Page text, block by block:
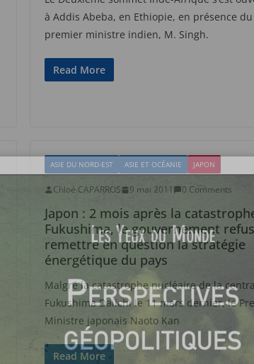
à Addis Abeba, en Ethiopie, en présence du
premier ministre indien, M. Singh.
Read More
ASIE DU NORD-EST ASIE ET OCÉANIE JAPON
Chloé CAPARROS 9 mai 2011 0 Comments
Japon : 2 mois après la
Fukushima, le gouvernement
remettre en question la stratégie
énergétique du pays
Malgré la catastrophe nucléaire de la
Fukushima Daiichi le 11 mars dernier, le
Ministre japonais Naoto Kan
Read More